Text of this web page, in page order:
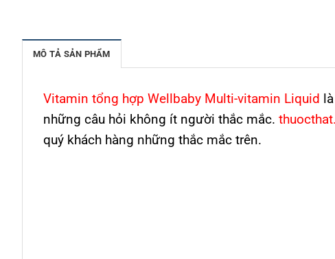
MÔ TẢ SẢN PHẨM
Vitamin tổng hợp Wellbaby Multi-vitamin Liquid
những câu hỏi không ít người thắc mắc.
quý khách hàng những thắc mắc trên.